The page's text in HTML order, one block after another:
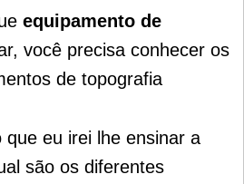
equipamento de
você precisa conhecer os
de topografia
que eu irei lhe ensinar a
são os diferentes